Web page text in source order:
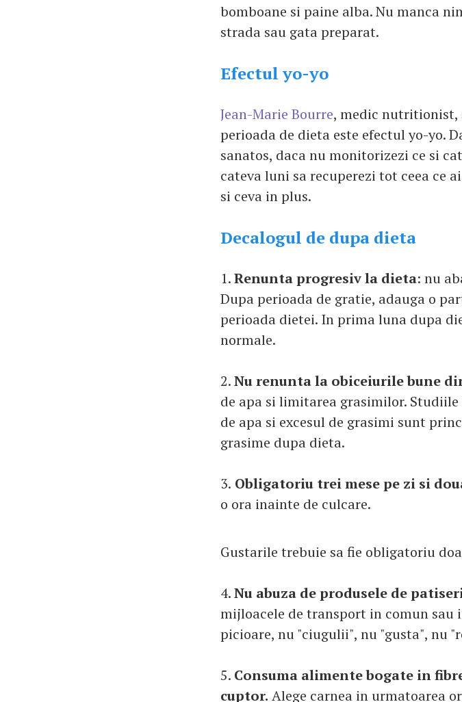
bomboane si paine alba. Nu manca
strada sau gata preparat.
Efectul yo-yo
Jean-Marie Bourre, medic nutritionist,
perioada de dieta este efectul yo-yo.
sanatos, daca nu monitorizezi ce si
cateva luni sa recuperezi tot ceea ce
si ceva in plus.
Decalogul de dupa dieta
1.Renunta progresiv la dieta: nu
Dupa perioada de gratie, adauga o
perioada dietei. In prima luna dupa
normale.
2.Nu renunta la obiceiurile bune
de apa si limitarea grasimilor.
de apa si excesul de grasimi sunt
grasime dupa dieta.
3. Obligatoriu trei mese pe zi si
o ora inainte de culcare.
Gustarile trebuie sa fie obligatoriu
4.Nu abuza de produsele de
mijloacele de transport in comun sau
picioare, nu "ciugulii", nu "gusta", nu
5. Consuma alimente bogate in
cuptor. Alege carnea in urmatoarea